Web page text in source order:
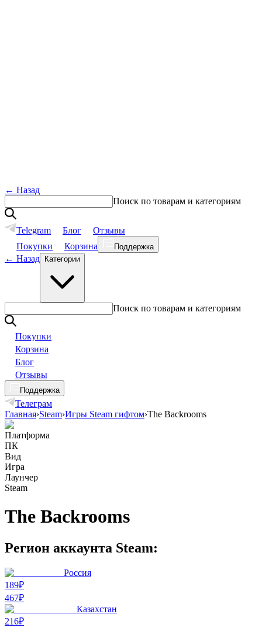
← Назад
Поиск по товарам и категориям
Telegram Блог
Отзывы
Покупки
Корзина Поддержка
← Назад Категории
Поиск по товарам и категориям
Покупки
Корзина
Блог
Отзывы
Поддержка
Телеграм
Главная›Steam›Игры Steam гифтом›The Backrooms
Платформа
ПК
Вид
Игра
Лаунчер
Steam
The Backrooms
Регион аккаунта Steam:
Россия
189₽
467₽
Казахстан
216₽